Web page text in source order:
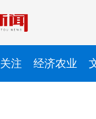
注 经济农业